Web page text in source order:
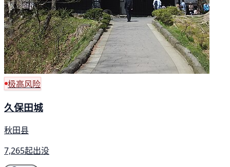
极高风险
久保田城
秋田县
7,265起出没